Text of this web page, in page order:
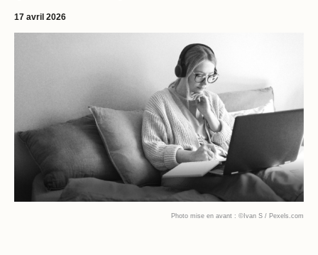
17 avril 2026
Photo mise en avant : ©Ivan S / Pexels.com